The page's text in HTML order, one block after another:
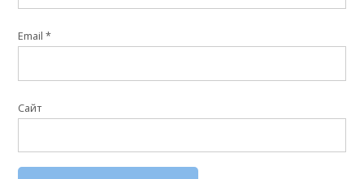
Email*
Сайт